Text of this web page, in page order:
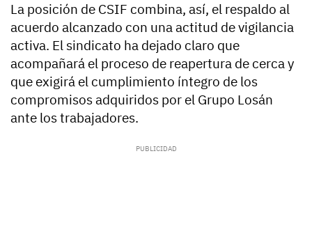
La posición de CSIF combina, así, el respaldo al
acuerdo alcanzado con una actitud de vigilancia
activa. El sindicato ha dejado claro que
acompañará el proceso de reapertura de cerca y
que exigirá el cumplimiento íntegro de los
compromisos adquiridos por el Grupo Losán
ante los trabajadores.